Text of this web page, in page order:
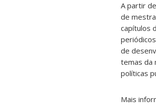
A partir
de
capítulos
de
temas da
políticas
Mais